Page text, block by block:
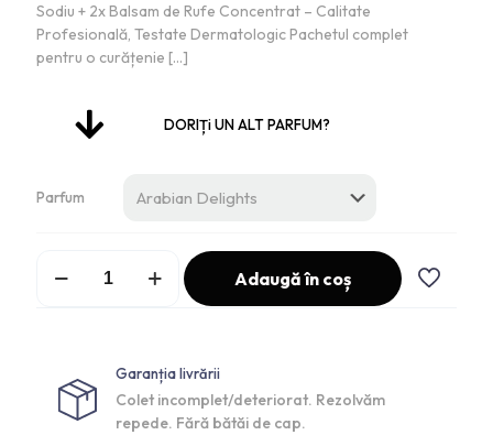
Sodiu + 2x Balsam de Rufe Concentrat – Calitate
Profesională, Testate Dermatologic Pachetul complet
pentru o curățenie […]
DORIȚi UN ALT PARFUM?
Parfum
Adaugă în coș
Garanția livrării
Colet incomplet/deteriorat. Rezolvăm
repede. Fără bătăi de cap.